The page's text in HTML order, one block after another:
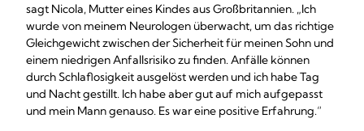
sagt Nicola, Mutter eines Kindes aus Großbritannien. „Ich
wurde von meinem Neurologen überwacht, um das richtige
Gleichgewicht zwischen der Sicherheit für meinen Sohn und
einem niedrigen Anfallsrisiko zu finden. Anfälle können
durch Schlaflosigkeit ausgelöst werden und ich habe Tag
und Nacht gestillt. Ich habe aber gut auf mich aufgepasst
und mein Mann genauso. Es war eine positive Erfahrung.“